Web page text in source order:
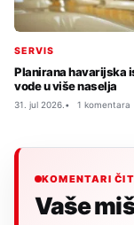
SERVIS
Planirana havarijska
vode u više naselja
31. jul 2026. 1 komentara
KOMENTARI
Vaše